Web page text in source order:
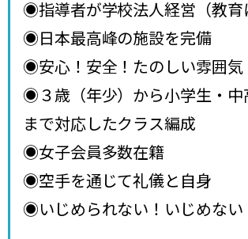
◉指導者が学校法人経営（教育
◉日本最高峰の施設を完備
◉安心！安全！たのしい雰囲気
◉３歳（年少）から小学生・中
まで対応したクラス編成
◉女子会員多数在籍
◉空手を通じて礼儀と自身
◉いじめられない！いじめない